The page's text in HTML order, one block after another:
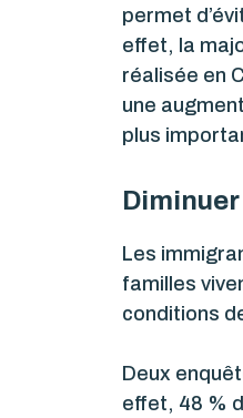
permet
effet, la
réalisée en
une
plus
Les
familles
conditions
Deux
effet, 48 %